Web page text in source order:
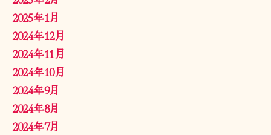
2025年1月
2024年12月
2024年11月
2024年10月
2024年9月
2024年8月
2024年7月